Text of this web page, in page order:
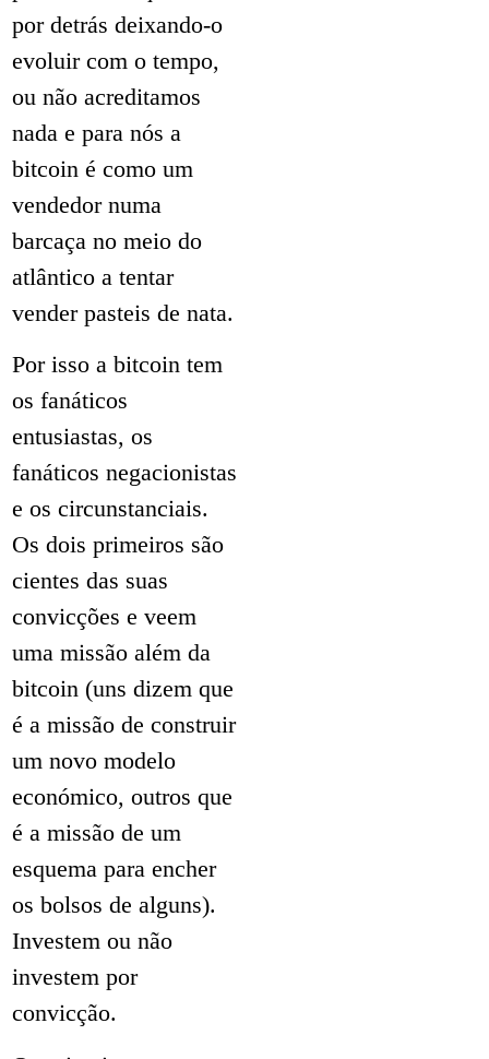
por detrás deixando-o
evoluir com o tempo,
ou não acreditamos
nada e para nós a
bitcoin é como um
vendedor numa
barcaça no meio do
atlântico a tentar
vender pasteis de nata.
Por isso a bitcoin tem
os fanáticos
entusiastas, os
fanáticos negacionistas
e os circunstanciais.
Os dois primeiros são
cientes das suas
convicções e veem
uma missão além da
bitcoin (uns dizem que
é a missão de construir
um novo modelo
económico, outros que
é a missão de um
esquema para encher
os bolsos de alguns).
Investem ou não
investem por
convicção.